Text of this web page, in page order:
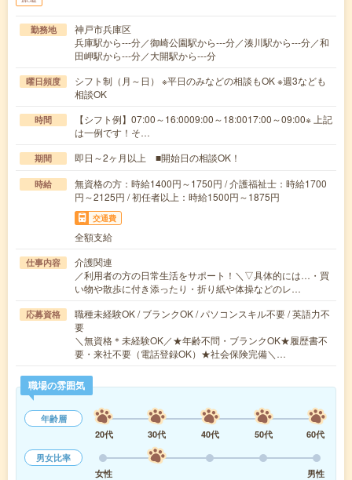
勤務地
神戸市兵庫区
兵庫駅から---分／御崎公園駅から---分／湊川駅から---分／和
田岬駅から---分／大開駅から---分
曜日頻度
シフト制（月～日） ※平日のみなどの相談もOK ※週3なども
相談OK
時間
【シフト例】07:00～16:0009:00～18:0017:00～09:00※ 上記
は一例です！そ…
期間 即日～2ヶ月以上 ■開始日の相談OK！
時給
無資格の方：時給1400円～1750円 / 介護福祉士：時給1700
円～2125円 / 初任者以上：時給1500円～1875円
交通費
全額支給
仕事内容
介護関連
／利用者の方の日常生活をサポート！＼▽具体的には…・買
い物や散歩に付き添ったり・折り紙や体操などのレ…
応募資格
職種未経験OK / ブランクOK / パソコンスキル不要 / 英語力不
要
＼無資格＊未経験OK／★年齢不問・ブランクOK★履歴書不
要・来社不要（電話登録OK）★社会保険完備＼…
職場の雰囲気
年齢層
20代
30代 40代 50代
60代
男女比率
女性
男性